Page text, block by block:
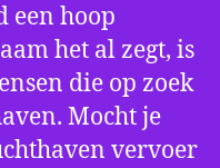
een hoop
het al zegt, is
die op zoek
Mocht je
vervoer